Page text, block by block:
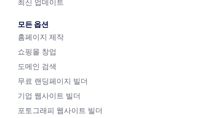
최신 업데이트
모든 옵션
홈페이지 제작
쇼핑몰 창업
도메인 검색
무료 랜딩페이지 빌더
기업 웹사이트 빌더
포토그래피 웹사이트 빌더